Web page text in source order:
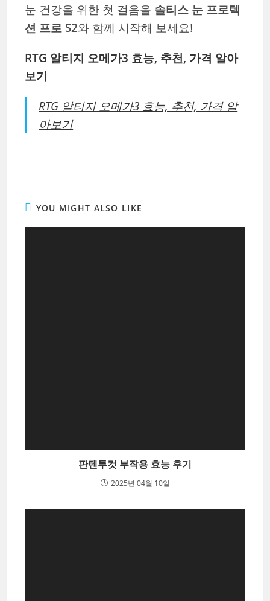
눈 건강을 위한 첫 걸음을 솔티스 눈 프로텍
션 프로 S2와 함께 시작해 보세요!
RTG 알티지 오메가3 효능, 추천, 가격 알아
보기
RTG 알티지 오메가3 효능, 추천, 가격 알
아보기
YOU MIGHT ALSO LIKE
판텐투컷 부작용 효능 후기
2025년 04월 10일